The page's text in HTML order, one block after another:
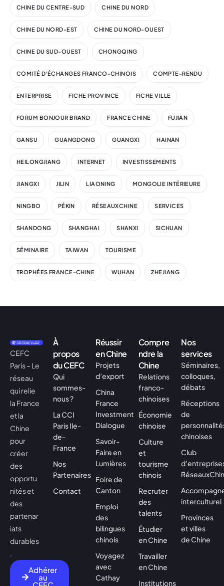
CHINE DU CENTRE-SUD CHINE DU NORD
CHINE DU NORD-EST CHINE DU NORD-OUEST
CHINE DU SUD-OUEST CHONGQING
COMITÉ D'ÉCHANGES FRANCO-CHINOIS COMPTE-RENDU
ENTERPRISE FICHE PROVINCE FICHE VILLE
FORUM BONJOUR BRAND FRANCE CHINE FUJIAN
GANSU GUANGDONG GUANGXI HAINAN
HEILONGJIANG INTERNET INVESTISSEMENTS
JIANGXI JILIN LIAONING MONGOLIE INTÉRIEURE
NINGBO PÉKIN RÉSEAUXCHINE SERVICES
SHANDONG SHANGHAI SHANXI SICHUAN
SÉMINAIRE TAIWAN TOURISME
TROPHÉES FRANCE-CHINE WUHAN ZHEJIANG
CEFC
Paris – Le
réseau
qui relie
la France
et la
Chine
pour
créer
des
opportu
nités et
des
partenar
iats
durables
.
Adhérer
au
À
propos
du CEFC
Qui
sommes-
nous ?
La CCI
Paris Ile-
de-
France
Nos
Partenaires
Contact
Réussir
en Chine
Projets
d’export
China
France
Investment
Dialogue
Savoir-
Faire en
Lumières
Foire de
Canton
Emploi
des
bilingues
chinois
Voyagez
avec
Cathay
Compre
ndre la
Chine
Relations
franco-
chinoises
Économie
chinoise
Culture
et
tourisme
chinois
Recruter
des
talents
Étudier
en Chine
Travailler
en Chine
Institutions
Nos
services
Séminaires,
colloques,
débats
Réceptions
de
chinoises
Club
interculturel
Provinces
et villes
de Chine